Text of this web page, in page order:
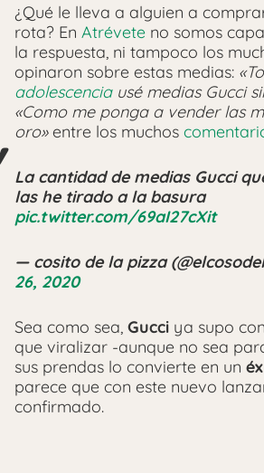
¿Qué le lleva a alguien a
rota? En Atrévete no somos
la respuesta, ni tampoco los
opinaron sobre estas medias:
adolescenciausé medias Gucci
«Como me ponga a vender las
oro»entre los muchos
La cantidad de medias Gucci
las he tirado a la basura
pic.twitter.com/69aI27cXit
— cosito de la pizza
26, 2020
Sea como sea, Gucci ya supo
que viralizar -aunque no sea
sus prendas lo convierte en un
parece que con este nuevo
confirmado.